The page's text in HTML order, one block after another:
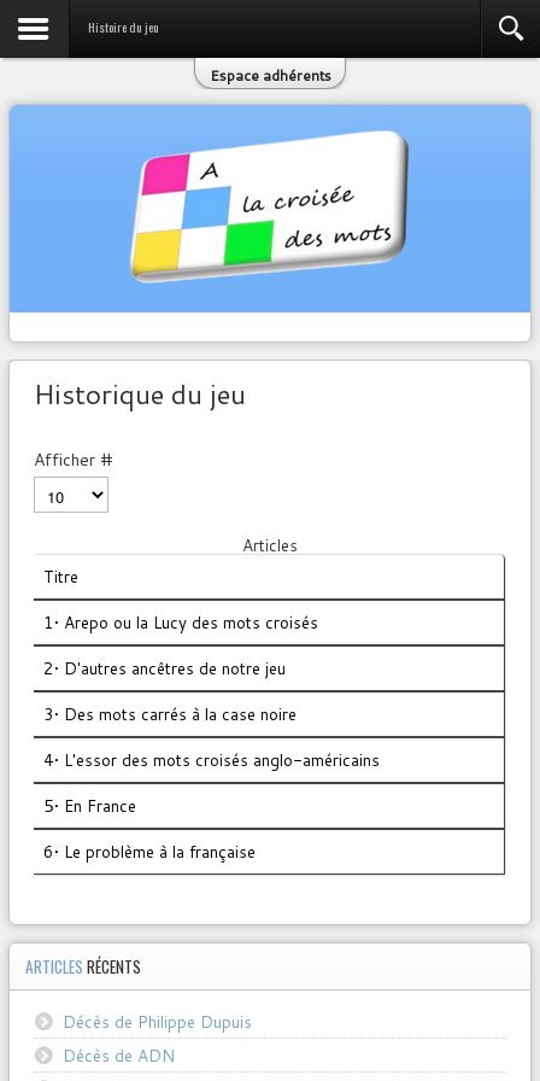
Histoire du jeu
Espace adhérents
Historique du jeu
Afficher #
Articles
Titre
1• Arepo ou la Lucy des mots croisés
2• D'autres ancêtres de notre jeu
3• Des mots carrés à la case noire
4• L'essor des mots croisés anglo-américains
5• En France
6• Le problème à la française
ARTICLES RÉCENTS
Décès de Philippe Dupuis
Décès de ADN